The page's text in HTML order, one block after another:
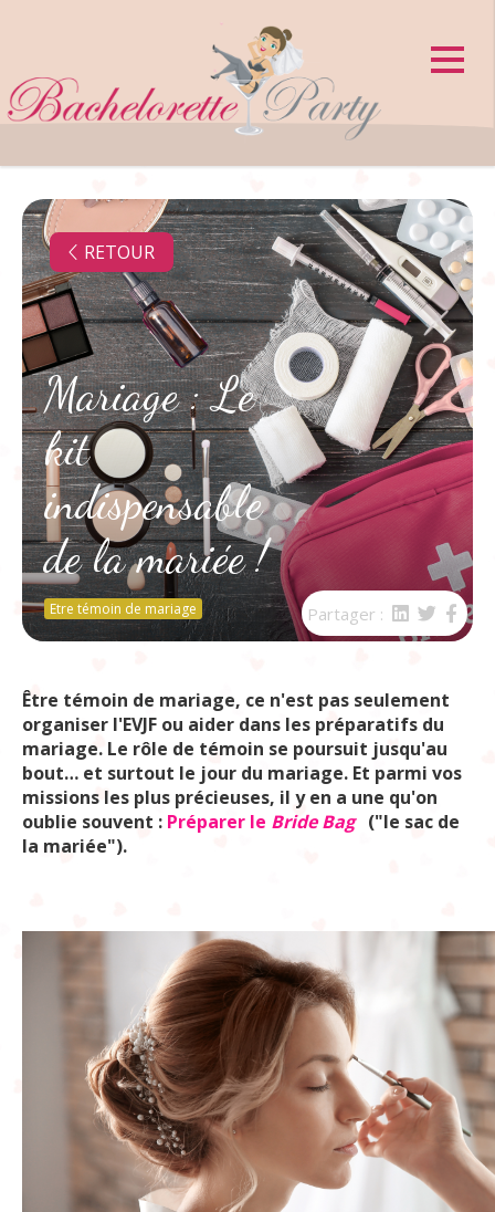
Mariage : Le
kit
indispensable
de la mariée !
Etre témoin de mariage
RETOUR
Partager :
Être témoin de mariage, ce n'est pas seulement
organiser l'EVJF ou aider dans les préparatifs du
mariage. Le rôle de témoin se poursuit jusqu'au
bout… et surtout le jour du mariage. Et parmi vos
missions les plus précieuses, il y en a une qu'on
oublie souvent : Préparer le Bride Bag ("le sac de
la mariée").